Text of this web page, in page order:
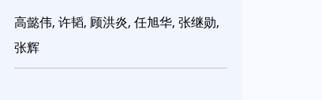
高懿伟, 许韬, 顾洪炎, 任旭华, 张继勋,
张辉